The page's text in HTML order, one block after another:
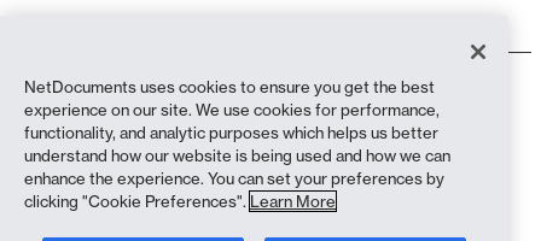
Conditions d'utilisation
Politique de confidentialité
Politique de confidentialité (résidents de Californie)
Déclaration contre l'esclavage
Politique en matière de cookies
NetDocuments uses cookies to ensure you get the best
experience on our site. We use cookies for performance,
functionality, and analytic purposes which helps us better
understand how our website is being used and how we can
enhance the experience. You can set your preferences by
clicking "Cookie Preferences". Learn More